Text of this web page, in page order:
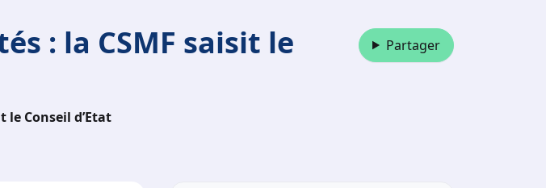
: la CSMF saisit le
le Conseil d’Etat
Partager